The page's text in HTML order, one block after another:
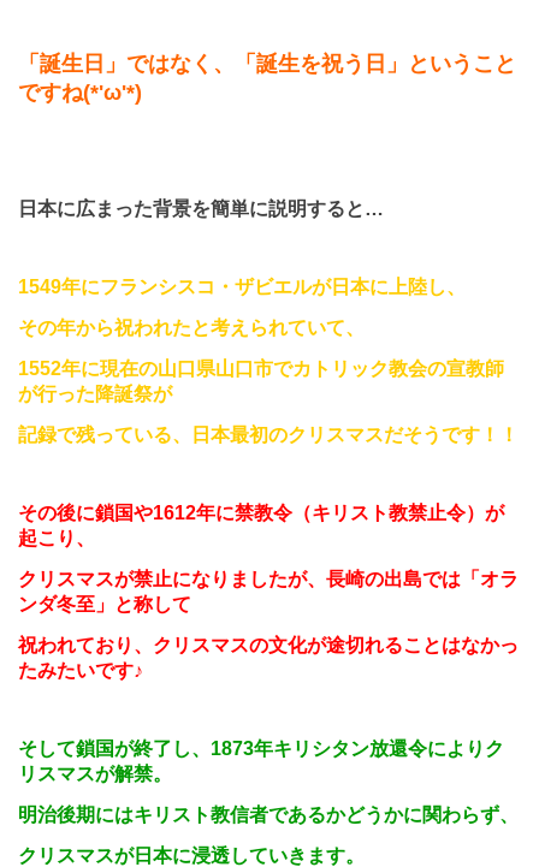
「誕生日」 ではなく、 「誕生を祝う日」
ということ
ですね(*'ω'*)
日本に広まった背景を簡単に説明すると…
1549年にフランシスコ・ザビエルが日本に上陸し、
その年から祝われたと考えられていて、
1552年に現在の山口県山口市でカトリック教会の宣教師
が行った降誕祭が
記録で残っている、日本最初のクリスマスだそうです！！
その後に鎖国や1612年に禁教令（キリスト教禁止令）が
起こり、
クリスマスが禁止になりましたが、長崎の出島では「オラ
ンダ冬至」と称して
祝われており、クリスマスの文化が途切れることはなかっ
たみたいです♪
そして鎖国が終了し、 1873年キリシタン放還令によりク
リスマスが解禁。
明治後期にはキリスト教信者であるかどうかに関わらず、
クリスマスが日本に浸透していきます。